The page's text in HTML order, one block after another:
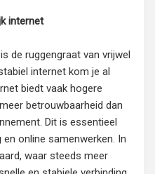
internet
de ruggengraat van vrijwel
internet kom je al
biedt vaak hogere
betrouwbaarheid dan
Dit is essentieel
online samenwerken. In
waar steeds meer